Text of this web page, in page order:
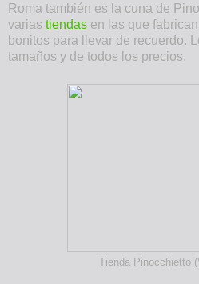
Roma también es la cuna de
varias tiendas en las que
bonitos para llevar de recuerdo.
tamaños y de todos los precios.
Tienda Pinocchietto